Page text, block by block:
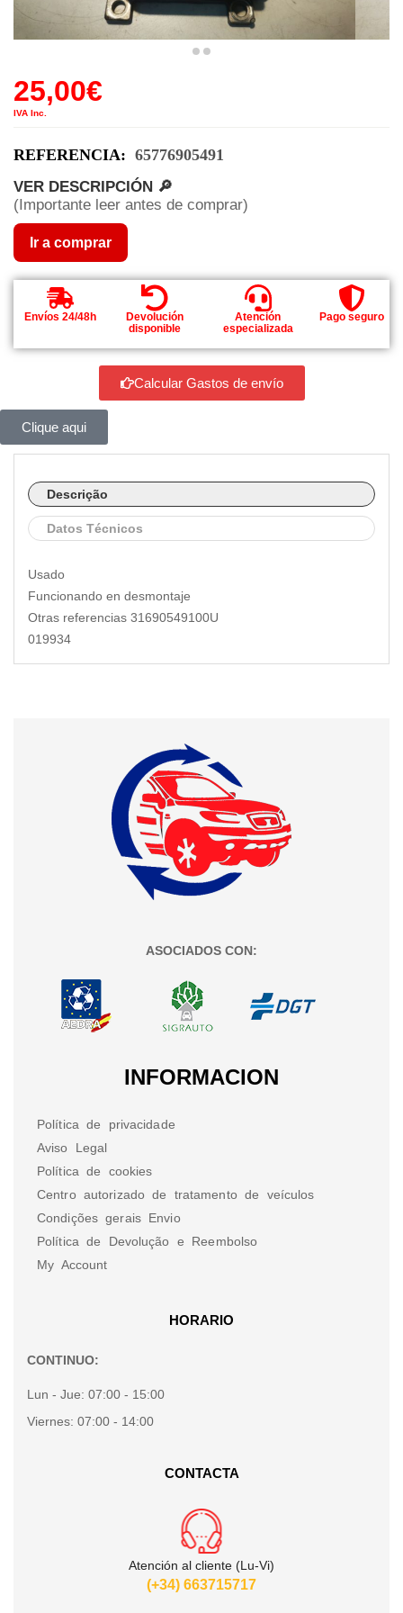
25,00€
IVA Inc.
REFERENCIA: 65776905491
VER DESCRIPCIÓN 🔎
(Importante leer antes de comprar)
Ir a comprar
Envíos 24/48h
Devolución
disponible
Atención
especializada
Pago seguro
Calcular Gastos de envío
Clique aqui
Descrição
Datos Técnicos
Usado
Funcionando en desmontaje
Otras referencias 31690549100U
019934
ASOCIADOS CON:
INFORMACION
Política de privacidade
Aviso Legal
Política de cookies
Centro autorizado de tratamento de veículos
Condições gerais Envio
Política de Devolução e Reembolso
My Account
HORARIO
CONTINUO:
Lun - Jue: 07:00 - 15:00
Viernes: 07:00 - 14:00
CONTACTA
Atención al cliente (Lu-Vi)
(+34) 663715717